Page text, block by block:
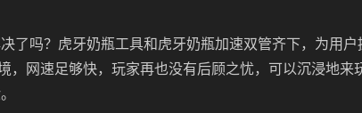
了吗？虎牙奶瓶工具和虎牙奶瓶加速双管齐下，为用户
，网速足够快，玩家再也没有后顾之忧，可以沉浸地来